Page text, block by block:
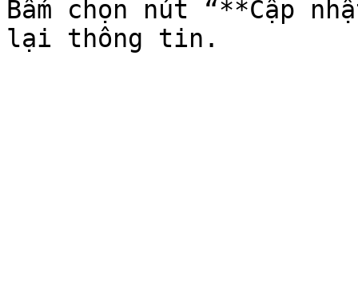
Bấm chọn nút “**Cập